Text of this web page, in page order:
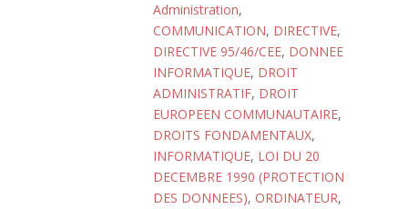
Administration,
COMMUNICATION, DIRECTIVE,
DIRECTIVE 95/46/CEE, DONNEE
INFORMATIQUE, DROIT
ADMINISTRATIF, DROIT
EUROPEEN COMMUNAUTAIRE,
DROITS FONDAMENTAUX,
INFORMATIQUE, LOI DU 20
DECEMBRE 1990 (PROTECTION
DES DONNEES), ORDINATEUR,